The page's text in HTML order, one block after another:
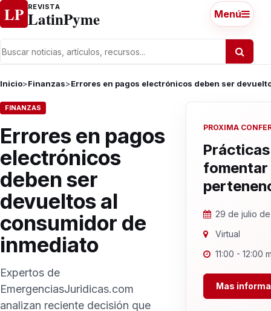
Ir al contenido
LP REVISTA
LatinPyme Menú
Inicio>Finanzas>Errores en pagos electrónicos deben ser
FINANZAS
Errores en pagos
electrónicos
deben ser
devueltos al
consumidor de
inmediato
Expertos de
EmergenciasJuridicas.com
analizan reciente decisión que
PROXIMA
fomentar
29 de julio
Virtual
11:00 - 12:00
Mas